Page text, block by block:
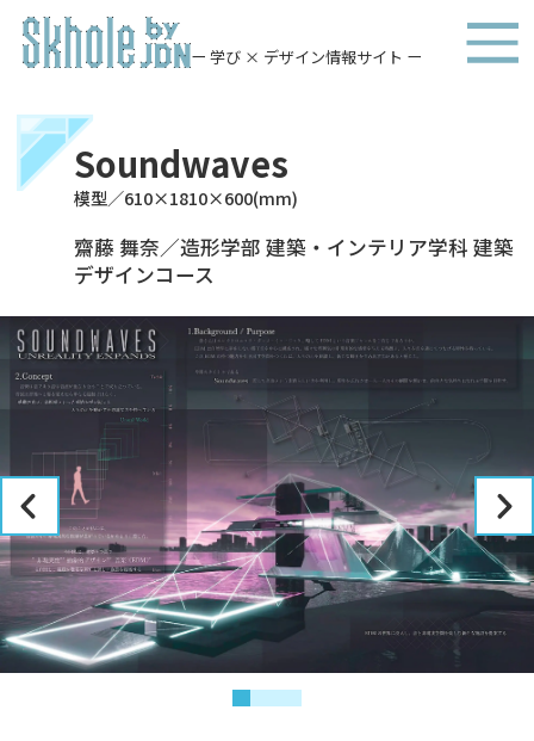
ー 学び × デザイン情報サイト ー
Soundwaves
模型／610×1810×600(mm)
齋藤 舞奈／造形学部 建築・インテリア学科 建築
デザインコース